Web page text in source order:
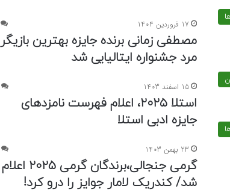
17 فروردین 1404
مصطفی زمانی برنده جایزه بهترین بازیگر
مرد جشنواره ایتالیایی شد
15 اسفند 1403
استلا ۲۰۲۵، اعلام فهرست نامزدهای
جایزه ادبی استلا
23 بهمن 1403
گرمی جنجالی،برندگان گرمی 2025 اعلام
شد/ کندریک لامار جوایز را درو کرد!